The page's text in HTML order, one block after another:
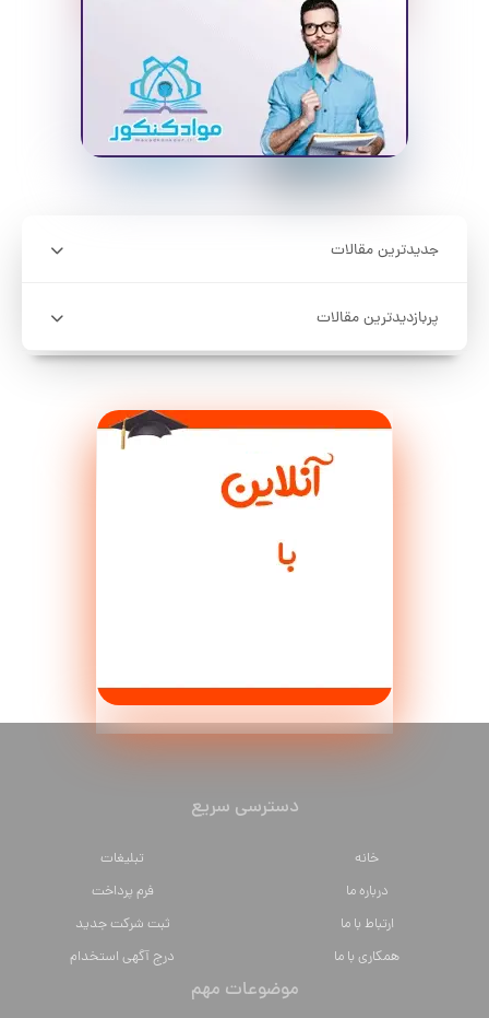
جدیدترین مقالات
پربازدیدترین مقالات
دسترسی سریع
خانه
تبلیغات
درباره ما
فرم پرداخت
ارتباط با ما
ثبت شرکت جدید
همکاری با ما
درج آگهی استخدام
موضوعات مهم